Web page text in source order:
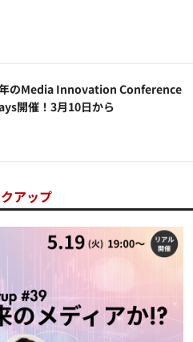
のMedia Innovation Conference
開催！3月10日から
アップ